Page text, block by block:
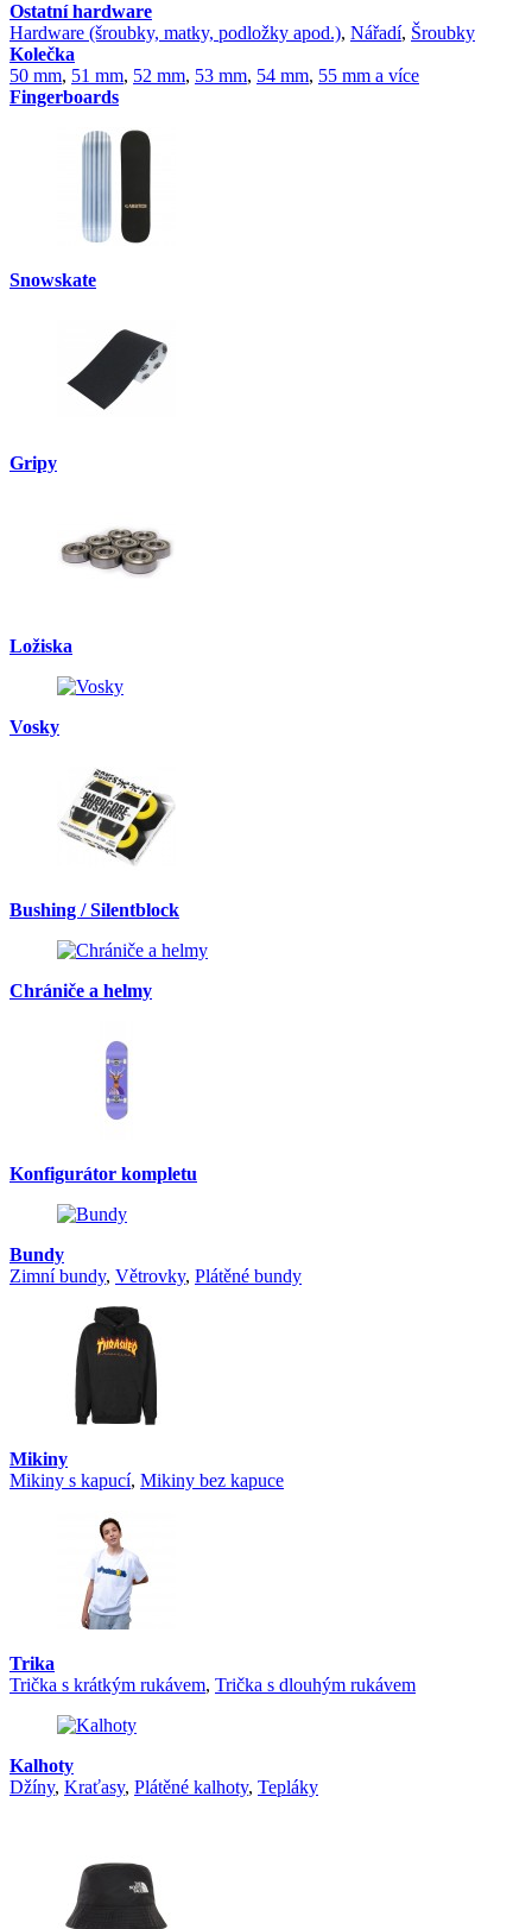
Ostatní hardware
Hardware (šroubky, matky, podložky apod.), Nářadí, Šroubky
Kolečka
50 mm, 51 mm, 52 mm, 53 mm, 54 mm, 55 mm a více
Fingerboards
Snowskate
Gripy
Ložiska
Vosky
Bushing / Silentblock
Chrániče a helmy
Konfigurátor kompletu
Bundy
Zimní bundy, Větrovky, Plátěné bundy
Mikiny
Mikiny s kapucí, Mikiny bez kapuce
Trika
Trička s krátkým rukávem, Trička s dlouhým rukávem
Kalhoty
Džíny, Kraťasy, Plátěné kalhoty, Tepláky